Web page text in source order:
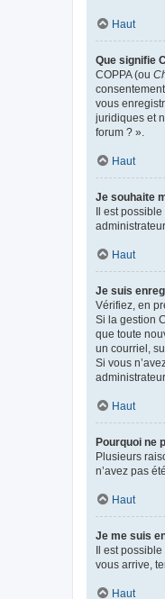
Haut
Que signifie
COPPA (ou
vous
juridiques et
forum ? ».
Haut
Je souhaite
Il est
Haut
Je suis
Vérifiez, en
Si la gestion
que toute
un courriel,
Si vous
Haut
Pourquoi ne
Plusieurs
n’avez pas
Haut
Je me suis
Il est
vous arrive,
Haut